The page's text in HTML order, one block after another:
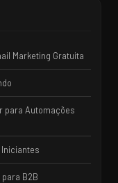
Marketing Gratuita
para Automações
B2B